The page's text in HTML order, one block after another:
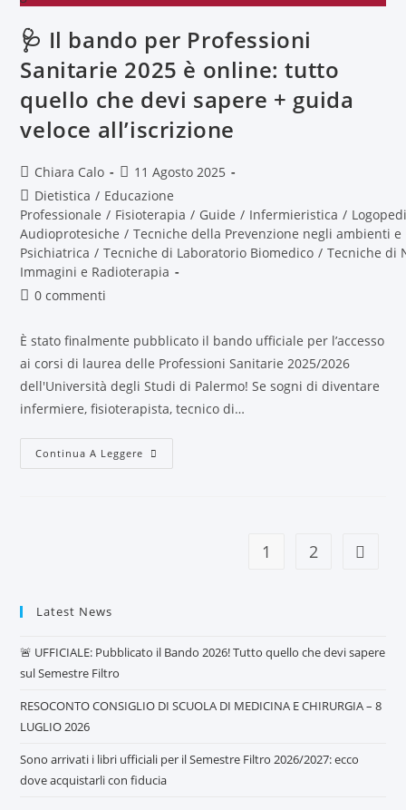
🩺 Il bando per Professioni
Sanitarie 2025 è online: tutto
quello che devi sapere + guida
veloce all’iscrizione
Chiara Calo
11 Agosto 2025
Dietistica / Educazione
Professionale / Fisioterapia / Guide / Infermieristica /
Audioprotesiche / Tecniche della Prevenzione negli ambienti
Psichiatrica / Tecniche di Laboratorio Biomedico / Tecniche di
Immagini e Radioterapia
0 commenti
È stato finalmente pubblicato il bando ufficiale per l’accesso
ai corsi di laurea delle Professioni Sanitarie 2025/2026
dell'Università degli Studi di Palermo! Se sogni di diventare
infermiere, fisioterapista, tecnico di…
Continua A Leggere
1 2
Latest News
🚨 UFFICIALE: Pubblicato il Bando 2026! Tutto quello che devi sapere
sul Semestre Filtro
RESOCONTO CONSIGLIO DI SCUOLA DI MEDICINA E CHIRURGIA – 8
LUGLIO 2026
Sono arrivati i libri ufficiali per il Semestre Filtro 2026/2027: ecco
dove acquistarli con fiducia